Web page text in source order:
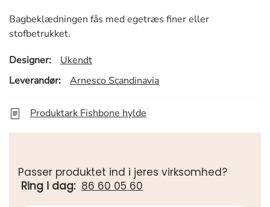
Bagbeklædningen fås med egetræs finer eller
stofbetrukket.
Designer:
Ukendt
Leverandør:
Arnesco Scandinavia
Produktark Fishbone hylde
Passer produktet ind i jeres virksomhed?
Ring i dag: 86 60 05 60